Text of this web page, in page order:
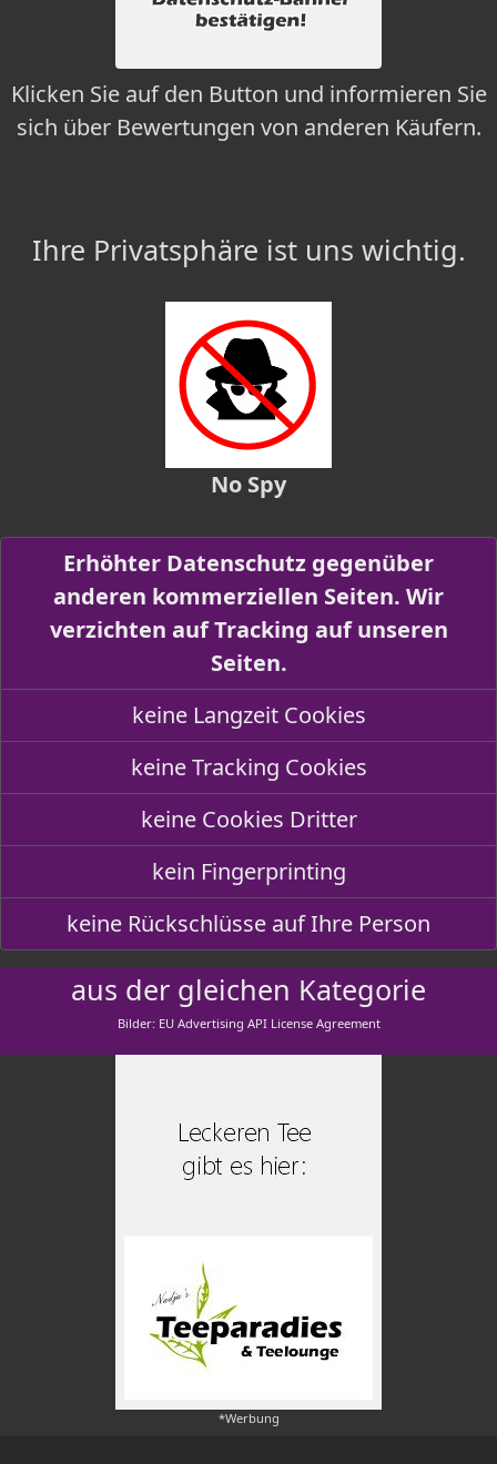
Klicken Sie auf den Button und informieren Sie
sich über Bewertungen von anderen Käufern.
Ihre Privatsphäre ist uns wichtig.
No Spy
Erhöhter Datenschutz gegenüber
anderen kommerziellen Seiten. Wir
verzichten auf Tracking auf unseren
Seiten.
keine Langzeit Cookies
keine Tracking Cookies
keine Cookies Dritter
kein Fingerprinting
keine Rückschlüsse auf Ihre Person
aus der gleichen Kategorie
Bilder: EU Advertising API License Agreement
*Werbung